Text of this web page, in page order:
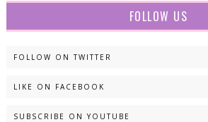
FOLLOW US
FOLLOW ON TWITTER
LIKE ON FACEBOOK
SUBSCRIBE ON YOUTUBE